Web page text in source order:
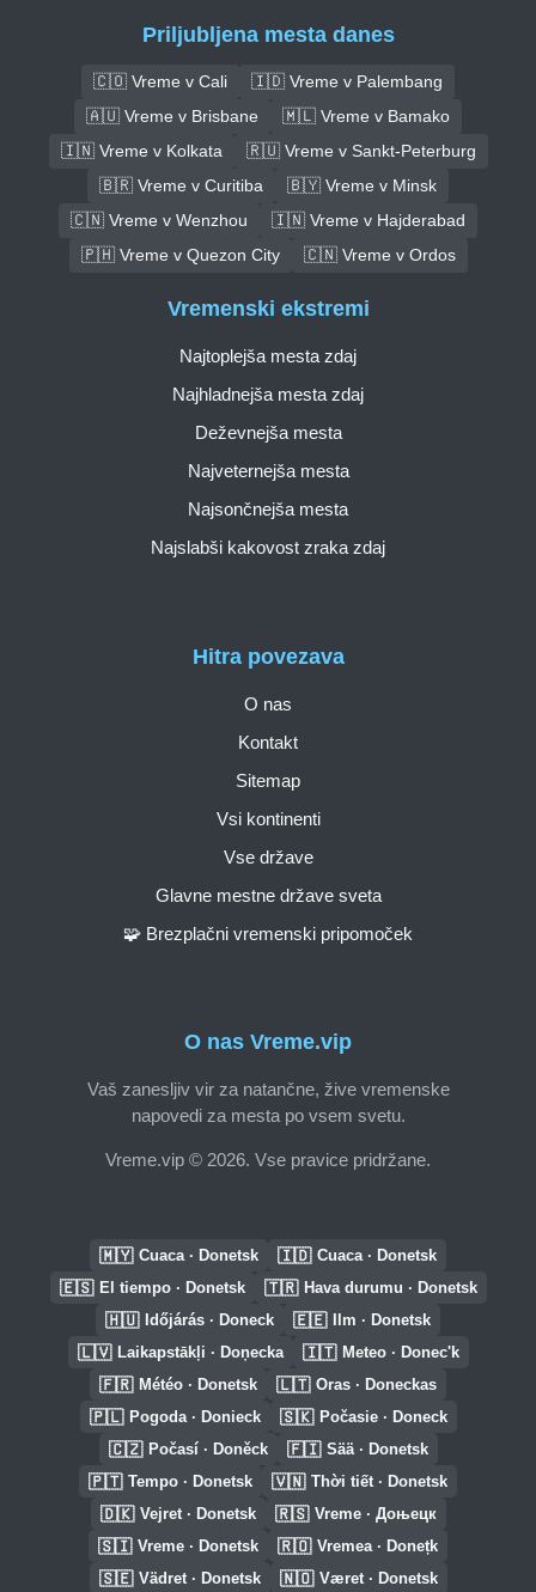
Priljubljena mesta danes
🇨🇴 Vreme v Cali
🇮🇩 Vreme v Palembang
🇦🇺 Vreme v Brisbane
🇲🇱 Vreme v Bamako
🇮🇳 Vreme v Kolkata
🇷🇺 Vreme v Sankt-Peterburg
🇧🇷 Vreme v Curitiba
🇧🇾 Vreme v Minsk
🇨🇳 Vreme v Wenzhou
🇮🇳 Vreme v Hajderabad
🇵🇭 Vreme v Quezon City
🇨🇳 Vreme v Ordos
O nas Vreme.vip
Vaš zanesljiv vir za natančne, žive vremenske
napovedi za mesta po vsem svetu.
Vreme.vip © 2026. Vse pravice pridržane.
Hitra povezava
O nas
Kontakt
Sitemap
Vsi kontinenti
Vse države
Glavne mestne države sveta
🧩 Brezplačni vremenski pripomoček
Vremenski ekstremi
Najtoplejša mesta zdaj
Najhladnejša mesta zdaj
Deževnejša mesta
Najveternejša mesta
Najsončnejša mesta
Najslabši kakovost zraka zdaj
🇲🇾 Cuaca · Donetsk 🇮🇩 Cuaca · Donetsk
🇪🇸 El tiempo · Donetsk 🇹🇷 Hava durumu · Donetsk
🇭🇺 Időjárás · Doneck 🇪🇪 Ilm · Donetsk
🇱🇻 Laikapstākļi · Doņecka 🇮🇹 Meteo · Donec'k
🇫🇷 Météo · Donetsk 🇱🇹 Oras · Doneckas
🇵🇱 Pogoda · Donieck 🇸🇰 Počasie · Doneck
🇨🇿 Počasí · Doněck 🇫🇮 Sää · Donetsk
🇵🇹 Tempo · Donetsk 🇻🇳 Thời tiết · Donetsk
🇩🇰 Vejret · Donetsk 🇷🇸 Vreme · Доњецк
🇸🇮 Vreme · Donetsk 🇷🇴 Vremea · Donețk
🇸🇪 Vädret · Donetsk 🇳🇴 Været · Donetsk